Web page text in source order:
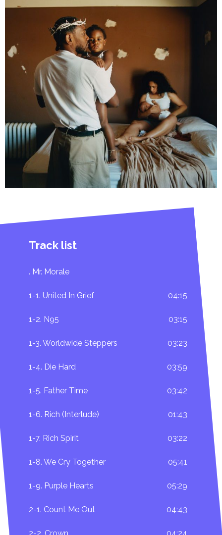
Track list
. Mr. Morale
1-1. United In Grief 04:15
1-2. N95 03:15
1-3. Worldwide Steppers 03:23
1-4. Die Hard 03:59
1-5. Father Time 03:42
1-6. Rich (Interlude) 01:43
1-7. Rich Spirit 03:22
1-8. We Cry Together 05:41
1-9. Purple Hearts 05:29
2-1. Count Me Out 04:43